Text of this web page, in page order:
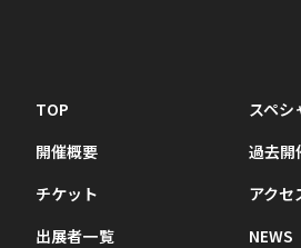
TOP
開催概要
チケット
出展者一覧
スペ
過去開
アクセ
NEWS